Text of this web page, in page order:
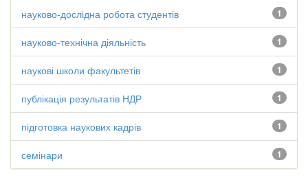
1
науково-дослідна робота студентів
1
науково-технічна діяльність
1
наукові школи факультетів
1
публікація результатів НДР
1
підготовка наукових кадрів
1
семінари